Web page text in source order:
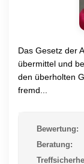
Das Gesetz der
übermittel und
den überholten
fremd...
Bewertung:
Beratung: